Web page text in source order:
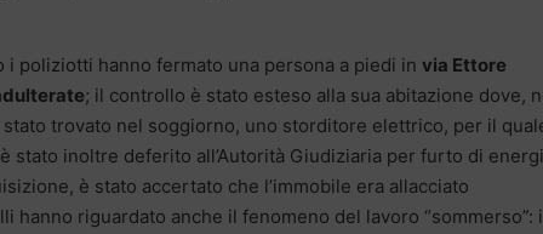
poliziotti hanno fermato una persona a piedi in via Ettore
; il controllo è stato esteso alla sua abitazione dove,
trovato nel soggiorno, uno storditore elettrico, per il
stato inoltre deferito all’Autorità Giudiziaria per furto di
è stato accertato che l’immobile era allacciato
hanno riguardato anche il fenomeno del lavoro “sommerso”: